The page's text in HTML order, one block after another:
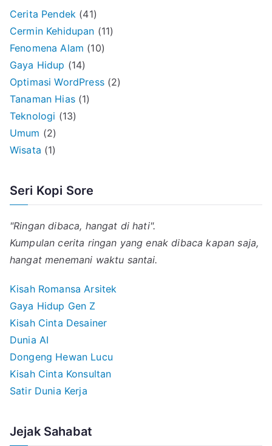
Cerita Pendek (41)
Cermin Kehidupan (11)
Fenomena Alam (10)
Gaya Hidup (14)
Optimasi WordPress(2)
Tanaman Hias(1)
Teknologi (13)
Umum (2)
Wisata (1)
Seri Kopi Sore
"Ringan dibaca, hangat di hati".
Kumpulan cerita ringan yang enak dibaca kapan saja,
hangat menemani waktu santai.
Kisah Romansa Arsitek
Gaya Hidup Gen Z
Kisah Cinta Desainer
Dunia AI
Dongeng Hewan Lucu
Kisah Cinta Konsultan
Satir Dunia Kerja
Jejak Sahabat